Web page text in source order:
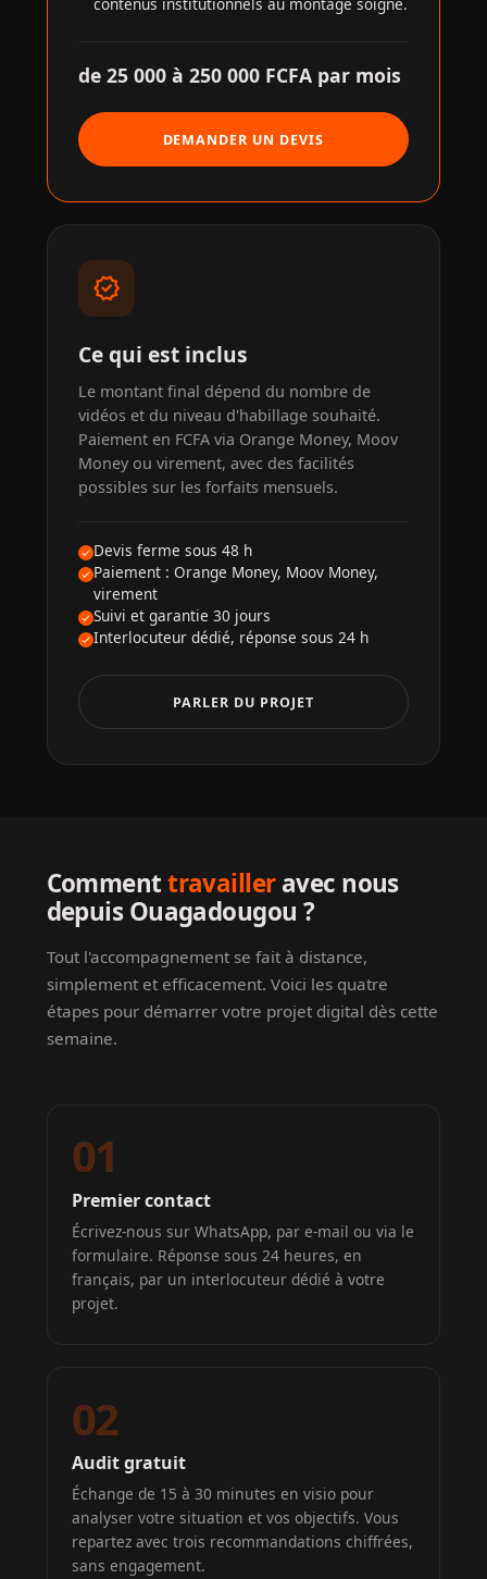
contenus institutionnels au montage soigné.
de 25 000 à 250 000 FCFA par mois
DEMANDER UN DEVIS
verified
Ce qui est inclus
Le montant final dépend du nombre de
vidéos et du niveau d'habillage souhaité.
Paiement en FCFA via Orange Money, Moov
Money ou virement, avec des facilités
possibles sur les forfaits mensuels.
Devis ferme sous 48 h
Paiement : Orange Money, Moov Money,
virement
Suivi et garantie 30 jours
Interlocuteur dédié, réponse sous 24 h
PARLER DU PROJET
Commenttravailleravec nous
depuis Ouagadougou ?
Tout l'accompagnement se fait à distance,
simplement et efficacement. Voici les quatre
étapes pour démarrer votre projet digital dès cette
semaine.
01
Premier contact
Écrivez-nous sur WhatsApp, par e-mail ou via le
formulaire. Réponse sous 24 heures, en
français, par un interlocuteur dédié à votre
projet.
02
Audit gratuit
Échange de 15 à 30 minutes en visio pour
analyser votre situation et vos objectifs. Vous
repartez avec trois recommandations chiffrées,
sans engagement.